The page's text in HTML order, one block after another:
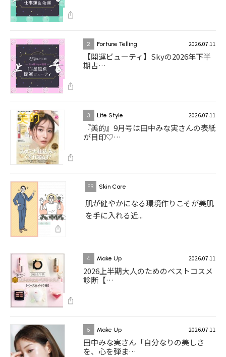
2 Fortune Telling 2026.07.11
【開運ビューティ】Skyの2026年下半
期占…
3 Life Style 2026.07.11
『美的』9月号は田中みな実さんの表紙
が目印♡…
Skin Care
肌が健やかになる環境作りこそが美肌
を手に入れる近...
4 Make Up 2026.07.11
2026上半期大人のためのベストコスメ
診断【…
5 Make Up 2026.07.11
田中みな実さん「自分なりの美しさ
を、心を弾ま…